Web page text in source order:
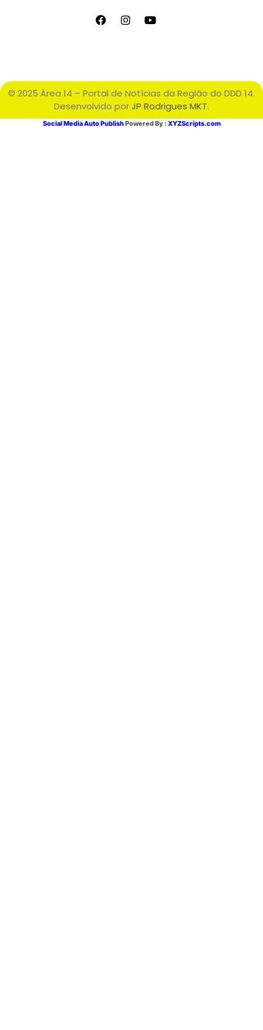
© 2025 Área 14 – Portal de Notícias da Região do DDD 14.
Desenvolvido porJP Rodrigues MKT.
Social Media Auto PublishPowered By : XYZScripts.com